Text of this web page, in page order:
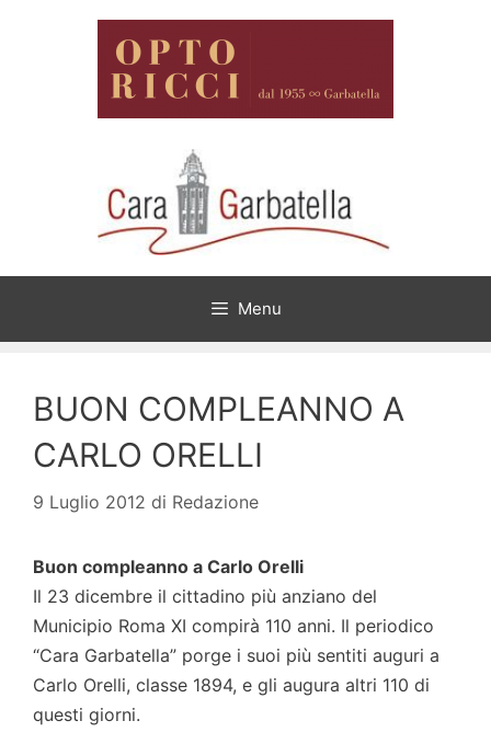
Menu
BUON COMPLEANNO A
CARLO ORELLI
9 Luglio 2012 di Redazione
Buon compleanno a Carlo Orelli
Il 23 dicembre il cittadino più anziano del
Municipio Roma XI compirà 110 anni. Il periodico
“Cara Garbatella” porge i suoi più sentiti auguri a
Carlo Orelli, classe 1894, e gli augura altri 110 di
questi giorni.